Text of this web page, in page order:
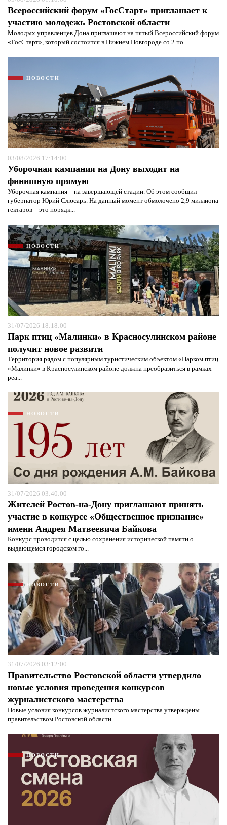
Всероссийский форум «ГосСтарт» приглашает к
участию молодежь Ростовской области
Молодых управленцев Дона приглашают на пятый Всероссийский форум
«ГосСтарт», который состоится в Нижнем Новгороде со 2 по...
НОВОСТИ
03/08/2026 17:14:00
Уборочная кампания на Дону выходит на
финишную прямую
Уборочная кампания – на завершающей стадии. Об этом сообщил
губернатор Юрий Слюсарь. На данный момент обмолочено 2,9 миллиона
гектаров – это порядк...
НОВОСТИ
31/07/2026 18:18:00
Парк птиц «Малинки» в Красносулинском районе
получит новое развити
Территория рядом с популярным туристическим объектом «Парком птиц
«Малинки» в Красносулинском районе должна преобразиться в рамках
реа...
НОВОСТИ
31/07/2026 03:40:00
Жителей Ростов-на-Дону приглашают принять
участие в конкурсе «Общественное признание»
имени Андрея Матвеевича Байкова
Конкурс проводится с целью сохранения исторической памяти о
выдающемся городском го...
НОВОСТИ
31/07/2026 03:12:00
Правительство Ростовской области утвердило
новые условия проведения конкурсов
журналистского мастерства
Новые условия конкурсов журналистского мастерства утверждены
правительством Ростовской области...
НОВОСТИ
Я согласен сполитикой конфиденциальности и
защиты информации*
Я согласен сполитикой конфиденциальности и
защиты информации*